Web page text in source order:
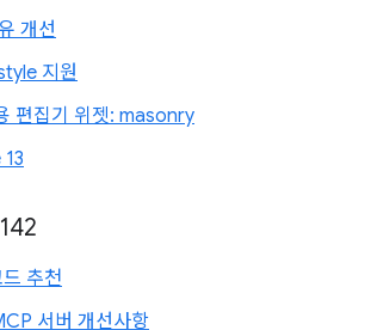
개선
지원
편집기 위젯: masonry
추천
서버 개선사항